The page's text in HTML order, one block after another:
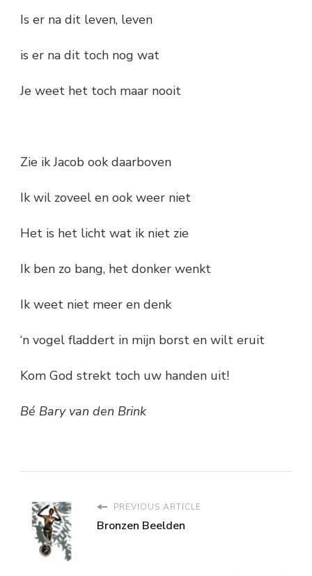
Is er na dit leven, leven
is er na dit toch nog wat
Je weet het toch maar nooit
Zie ik Jacob ook daarboven
Ik wil zoveel en ook weer niet
Het is het licht wat ik niet zie
Ik ben zo bang, het donker wenkt
Ik weet niet meer en denk
‘n vogel fladdert in mijn borst en wilt eruit
Kom God strekt toch uw handen uit!
Bé Bary van den Brink
PREVIOUS ARTICLE
Bronzen Beelden